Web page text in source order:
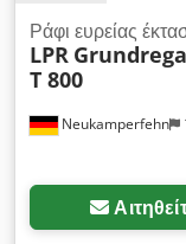
Neukamperfehn
Ράφι ευρείας
LPR
T 800